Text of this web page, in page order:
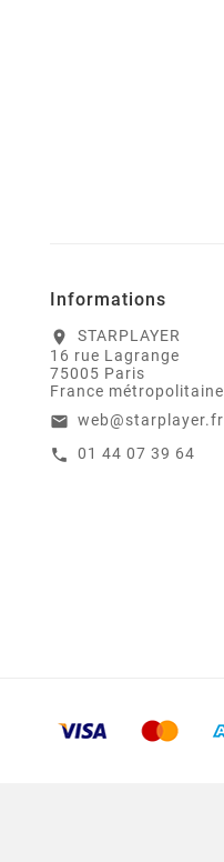
Informations
location_on
STARPLAYER
16 rue Lagrange
75005 Paris
France métropolitaine
email web@starplayer.fr
call 01 44 07 39 64